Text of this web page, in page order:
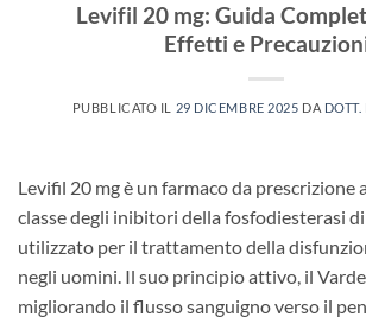
Levifil 20 mg: Guida
Effetti e
PUBBLICATO IL 29 DICEMBRE 2025 DA
Levifil 20 mg​ è un farmaco da prescrizione
classe degli inibitori della fosfodiesterasi
utilizzato per il trattamento della
negli uomini. Il suo principio attivo, il
migliorando il flusso sanguigno verso il